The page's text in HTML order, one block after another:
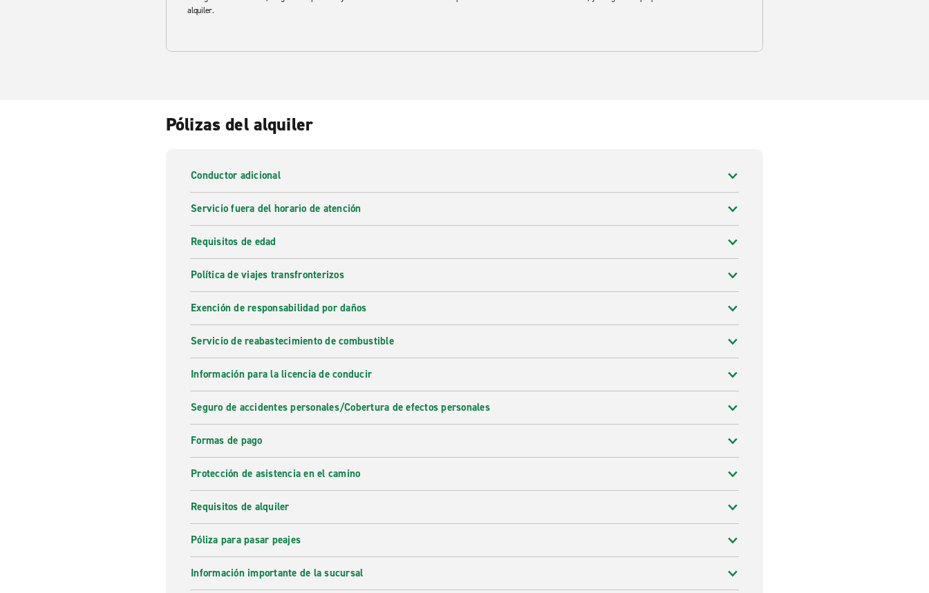
alquiler.
Pólizas del alquiler
Conductor adicional
Servicio fuera del horario de atención
Requisitos de edad
Política de viajes transfronterizos
Exención de responsabilidad por daños
Servicio de reabastecimiento de combustible
Información para la licencia de conducir
Seguro de accidentes personales/Cobertura de efectos personales
Formas de pago
Protección de asistencia en el camino
Requisitos de alquiler
Póliza para pasar peajes
Información importante de la sucursal